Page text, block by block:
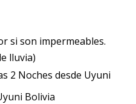
si son impermeables.
lluvia)
Bolivia